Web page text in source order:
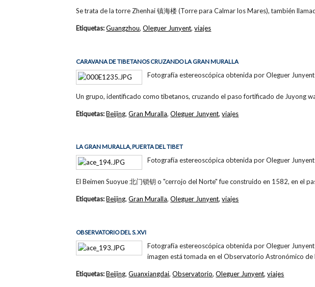
Se trata de la torre Zhenhai 镇海楼 (Torre para Calmar los Mares), también
Etiquetas:Guangzhou,Oleguer Junyent,viajes
CARAVANA DE TIBETANOS CRUZANDO LA GRAN MURALLA
Fotografía estereoscópica obtenida por Oleguer
Un grupo, identificado como tibetanos, cruzando el paso fortificado de Juyong
Etiquetas:Beijing,Gran Muralla,Oleguer Junyent,viajes
LA GRAN MURALLA, PUERTA DEL TIBET
Fotografía estereoscópica obtenida por Oleguer
El Beimen Suoyue 北门锁钥 o "cerrojo del Norte" fue construido en 1582, en el
Etiquetas:Beijing,Gran Muralla,Oleguer Junyent,viajes
OBSERVATORIO DEL S. XVI
Fotografía estereoscópica obtenida por Oleguer
imagen está tomada en el Observatorio Astronómico de
Etiquetas:Beijing,Guanxiangdai,Observatorio,Oleguer Junyent,viajes